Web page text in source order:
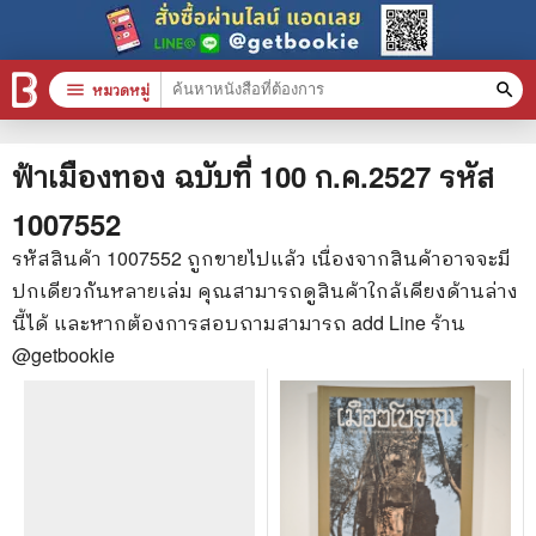
ฟ้าเมืองทอง ฉบับที่ 100 ก.ค.2527 รหัส
1007552
รหัสสินค้า 1007552 ถูกขายไปแล้ว เนื่องจากสินค้าอาจจะมี
ปกเดียวกันหลายเล่ม คุณสามารถดูสินค้าใกล้เคียงด้านล่าง
นี้ได้ และหากต้องการสอบถามสามารถ add Line ร้าน
@getbookie
menu หมวดหมู่ search
หมวดหมู่สินค้า clear
หนังสือทั้งหมด
stars สินค้าใช้เฉพาะแต้มเท่านั้น
📚 หนังสือทั่วไป